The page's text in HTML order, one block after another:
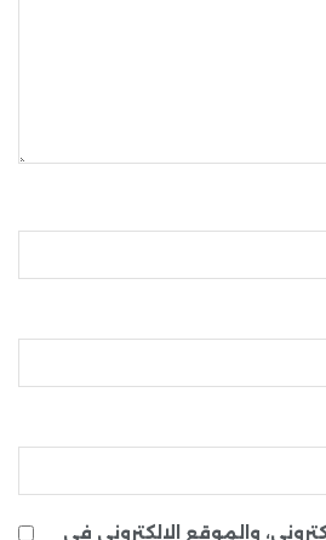
والموقع الإلكتروني في